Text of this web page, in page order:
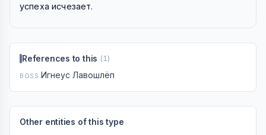
успеха исчезает.
References to this (1)
BOSS Игнеус Лавошлёп
Other entities of this type